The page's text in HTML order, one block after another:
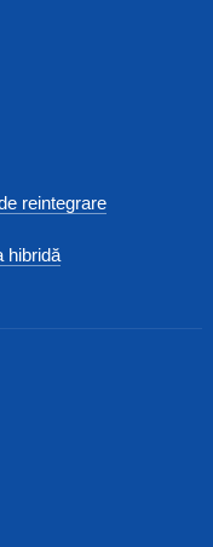
reintegrare
hibridă